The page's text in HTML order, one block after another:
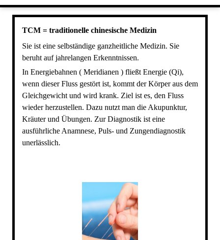
SCHRÖPFKOPFBEHANDLUNG
BILDANFORDERUNG BLUTEGEL FOTOS/
TCM = traditionelle chinesische Medizin
Sie ist eine selbständige ganzheitliche Medizin. Sie
beruht auf jahrelangen Erkenntnissen.
In Energiebahnen ( Meridianen ) fließt Energie (Qi),
wenn dieser Fluss gestört ist, kommt der Körper aus dem
Gleichgewicht und wird krank. Ziel ist es, den Fluss
wieder herzustellen. Dazu nutzt man die Akupunktur,
Kräuter und Übungen. Zur Diagnostik ist eine
ausführliche Anamnese, Puls- und Zungendiagnostik
unerlässlich.